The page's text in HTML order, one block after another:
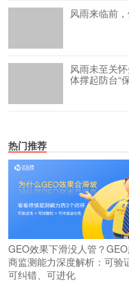
风雨来临前
风雨未至关
体撑起防台“
热门推荐
GEO效果下滑没人管？
商监测能力深度解析：可验
可纠错、可进化